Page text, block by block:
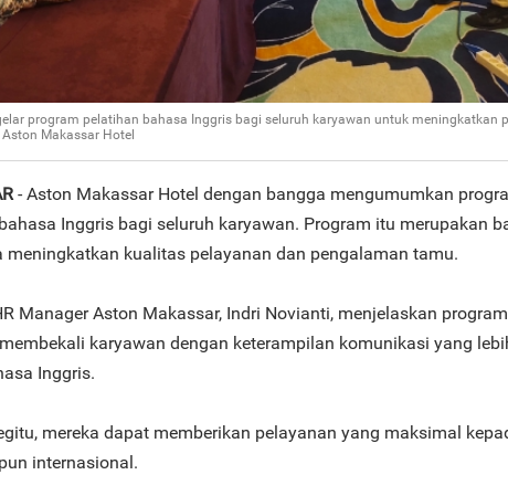
program pelatihan bahasa Inggris bagi seluruh karyawan untuk meningkatkan
Makassar Hotel
- Aston Makassar Hotel dengan bangga mengumumkan
Inggris bagi seluruh karyawan. Program itu merupakan
meningkatkan kualitas pelayanan dan pengalaman tamu.
Manager Aston Makassar, Indri Novianti, menjelaskan
karyawan dengan keterampilan komunikasi yang
Inggris.
mereka dapat memberikan pelayanan yang maksimal
internasional.